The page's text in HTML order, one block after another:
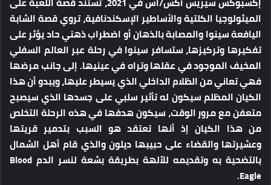
الميثولوجيا الكلتية والأساطير الإسكندنافية، تروي قصة الشابة
اليافعة سينوا والمصابة بالذهان أو اضطراب ذهني حاد يؤثر على
تفكيرها وتركيزها، ستسافر سينوا في رحلة عبر العالم السفلي
المخيف الموجود في عقلها وتراه في عينيها. إلى جانب مرضها
فهي تعاني من الظلام الداخلي الذي يسيطر عليها، ويبدو أن هذا
الكيان المظلم سيكون له تأثير سلبي على جسدها الذي سيصبح
متعفن مع مرور الوقت، سيكون هدفها في هذه الرحلة التخلص
من هذا الكيان إذ أنها تعتقد هو السبب بتدمير قريتها
وعشيرتها والقضاء على حبيبها ديلون والذي قام أهل الشمال
بالتضحية به وتقديمه للآلهة بطريقة بشعة لنسر الدم Blood
Eagle.